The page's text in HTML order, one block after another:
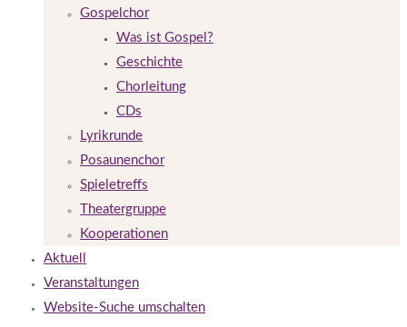
Gospelchor
Was ist Gospel?
Geschichte
Chorleitung
CDs
Lyrikrunde
Posaunenchor
Spieletreffs
Theatergruppe
Kooperationen
Aktuell
Veranstaltungen
Website-Suche umschalten